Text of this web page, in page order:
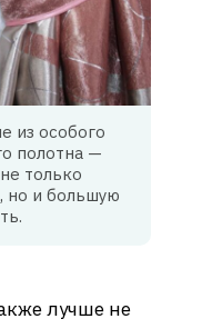
из особого
полотна —
только
но и большую
лучше не